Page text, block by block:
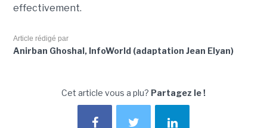
effectivement.
Article rédigé par
Anirban Ghoshal, InfoWorld (adaptation Jean Elyan)
Cet article vous a plu? Partagez le !